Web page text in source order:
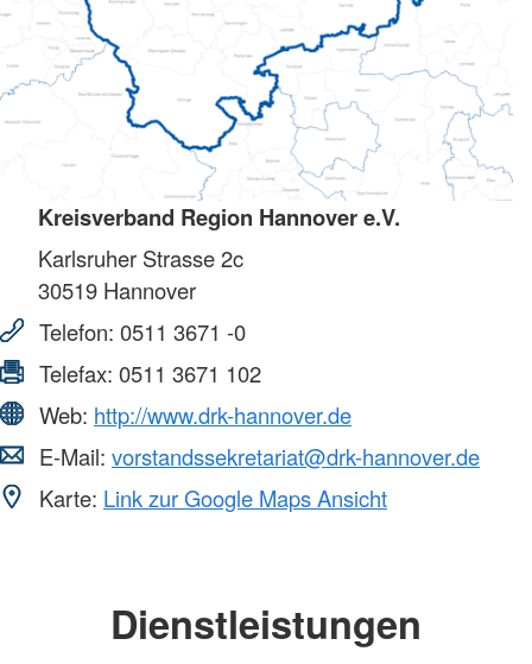
Kreisverband Region Hannover e.V.
Karlsruher Strasse 2c
30519 Hannover
Telefon: 0511 3671 -0
Telefax: 0511 3671 102
Web: http://www.drk-hannover.de
E-Mail: vorstandssekretariat@drk-hannover.de
Karte: Link zur Google Maps Ansicht
Dienstleistungen